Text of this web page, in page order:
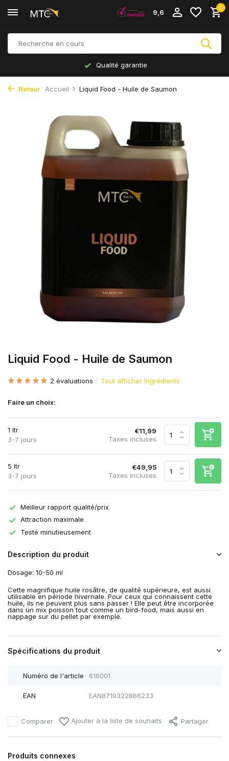
9,6
0
Qualité garantie
Retour Accueil Liquid Food - Huile de Saumon
Liquid Food - Huile de Saumon
2 évaluations Tout afficher Ingrédients
Faire un choix:
1 ltr
3-7 jours
€11,99
Taxes incluses
5 ltr
3-7 jours
€49,95
Taxes incluses
Meilleur rapport qualité/prix
Attraction maximale
Testé minutieusement
Description du produit
Dosage: 10-50 ml
Cette magnifique huile rosâtre, de qualité supérieure, est aussi
utilisable en période hivernale. Pour ceux qui connaissent cette
huile, ils ne peuvent plus sans passer ! Elle peut être incorporée
dans un mix poisson tout comme un bird-food, mais aussi en
nappage sur du pellet par exemple.
Spécifications du produit
Numéro de l'article 616001
EAN EAN8719322866233
Comparer Ajouter à la liste de souhaits Partager
Produits connexes